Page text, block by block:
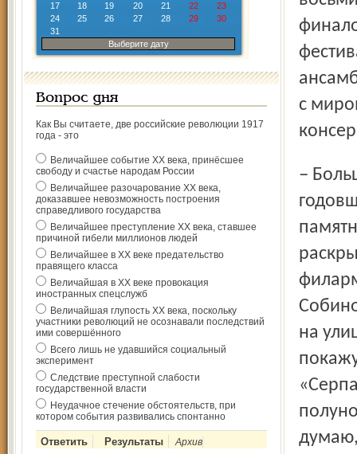
17
18 19 20 21 22
23
24
25 26 27 28 29
30
31
Выберите дату
Вопрос дня
Как Вы считаете, две российские революции 1917
года - это
Величайшее событие ХХ века, принёсшее
свободу и счастье народам России
Величайшее разочарование ХХ века,
доказавшее невозможность построения
справедливого государства
Величайшее преступление ХХ века, ставшее
причиной гибели миллионов людей
Величайшее в ХХ веке предательство
правящего класса
Величайшая в ХХ веке провокация
иностранных спецслужб
Величайшая глупость ХХ века, поскольку
участники революций не осознавали последствий
ими совершённого
Всего лишь не удавшийся социальный
эксперимент
Следствие преступной слабости
государственной власти
Неудачное стечение обстоятельств, при
котором события развивались спонтанно
Архив
с
– Большой вечер искусств, посвящённый круглой
на